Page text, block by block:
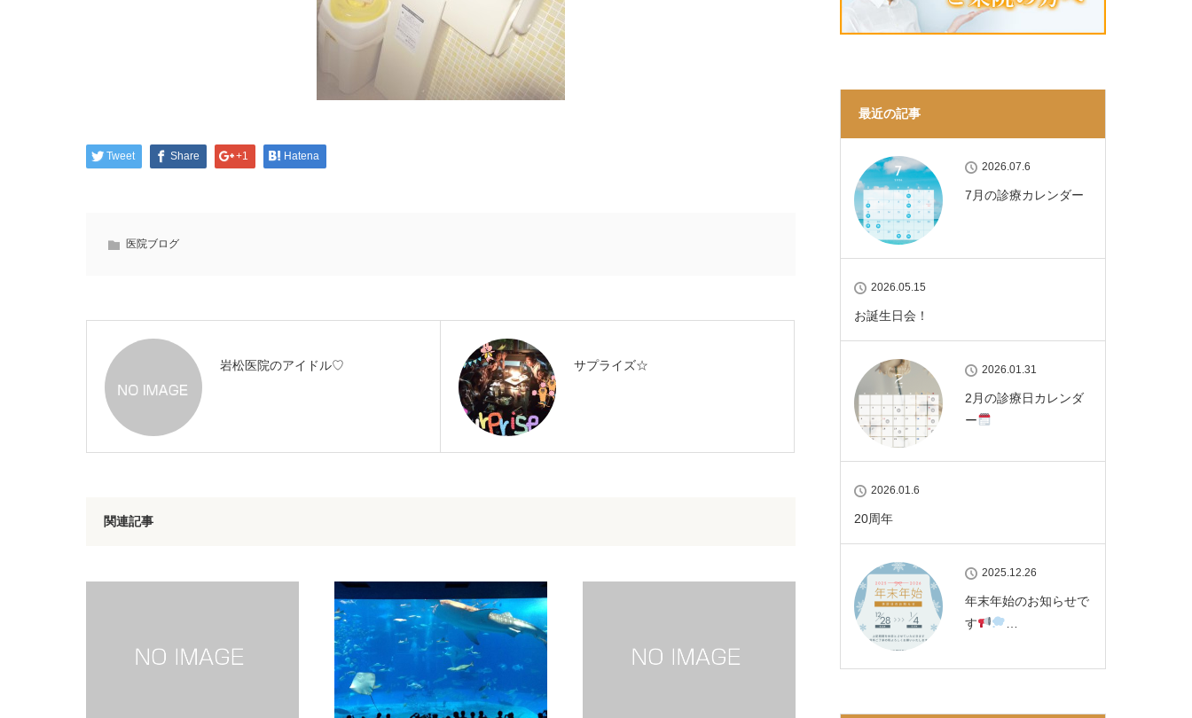
Tweet Share +1 Hatena
医院ブログ
岩松医院のアイドル♡ サプライズ☆
関連記事
最近の記事
2026.07.6
7月の診療カレンダー
2026.05.15
お誕生日会！
2026.01.31
2月の診療日カレンダ
ー
2026.01.6
20周年
2025.12.26
年末年始のお知らせで
す